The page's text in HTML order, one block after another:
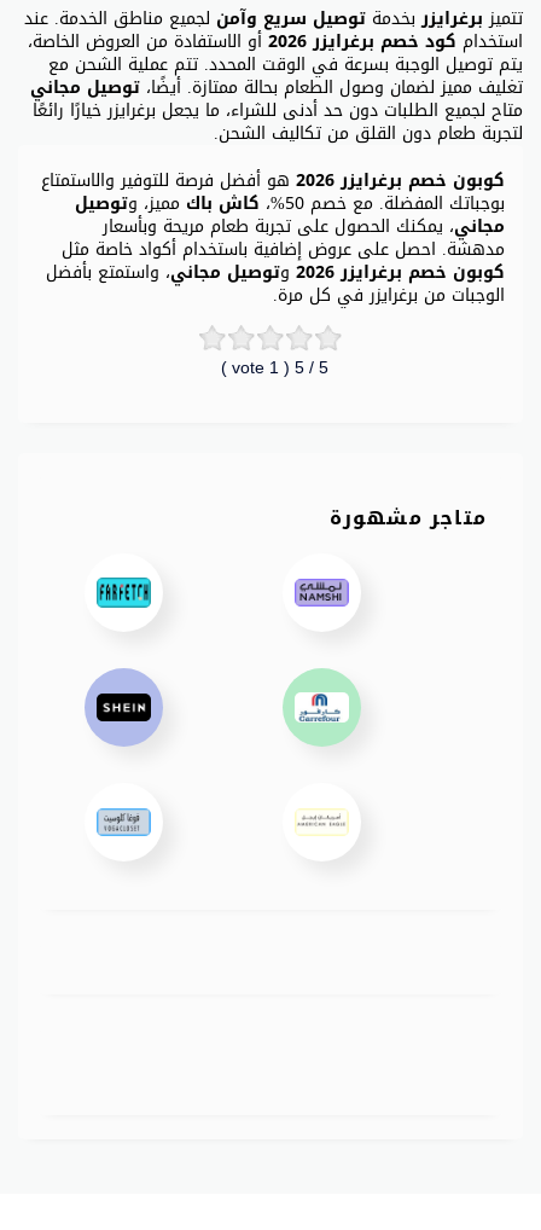
تتميزبرغرايزربخدمة توصيل سريع وآمن لجميع مناطق الخدمة. عند
استخدام كود خصم برغرايزر 2026 أو الاستفادة من العروض الخاصة،
يتم توصيل الوجبة بسرعة في الوقت المحدد. تتم عملية الشحن مع
تغليف مميز لضمان وصول الطعام بحالة ممتازة. أيضًا، توصيل مجاني
متاح لجميع الطلبات دون حد أدنى للشراء، ما يجعل برغرايزر خيارًا رائعًا
لتجربة طعام دون القلق من تكاليف الشحن.
5
/ 5 (
1
كوبون خصم برغرايزر 2026 هو أفضل فرصة للتوفير والاستمتاع
بوجباتك المفضلة. مع خصم 50%، كاش باك مميز، وتوصيل
مجاني، يمكنك الحصول على تجربة طعام مريحة وبأسعار
مدهشة. احصل على عروض إضافية باستخدام أكواد خاصة مثل
كوبون خصم برغرايزر 2026 وتوصيل مجاني، واستمتع بأفضل
الوجبات من برغرايزر في كل مرة.
متاجر مشهورة